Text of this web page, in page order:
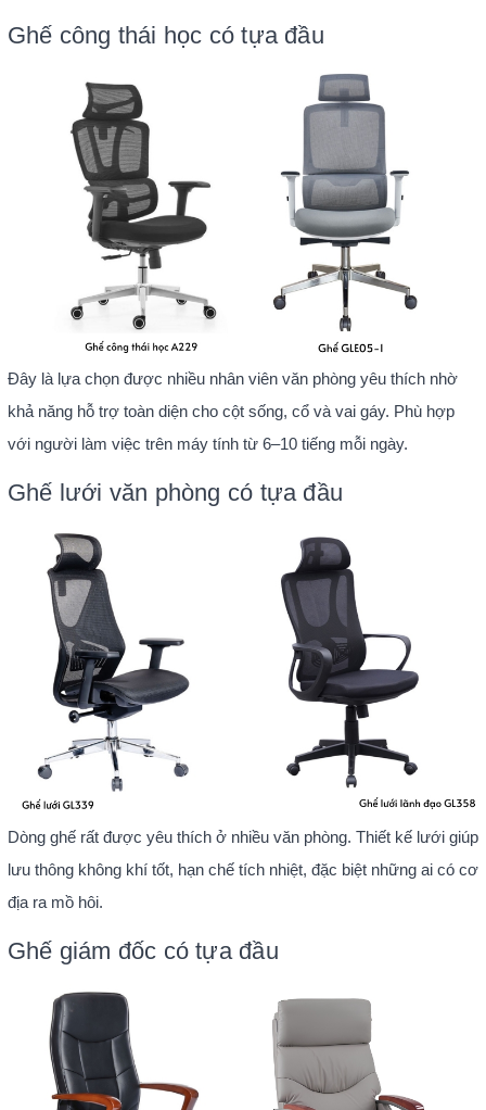
Ghế công thái học có tựa đầu
Đây là lựa chọn được nhiều nhân viên văn phòng yêu thích nhờ
khả năng hỗ trợ toàn diện cho cột sống, cổ và vai gáy. Phù hợp
với người làm việc trên máy tính từ 6–10 tiếng mỗi ngày.
Ghế lưới văn phòng có tựa đầu
Dòng ghế rất được yêu thích ở nhiều văn phòng. Thiết kế lưới giúp
lưu thông không khí tốt, hạn chế tích nhiệt, đặc biệt những ai có cơ
địa ra mồ hôi.
Ghế giám đốc có tựa đầu